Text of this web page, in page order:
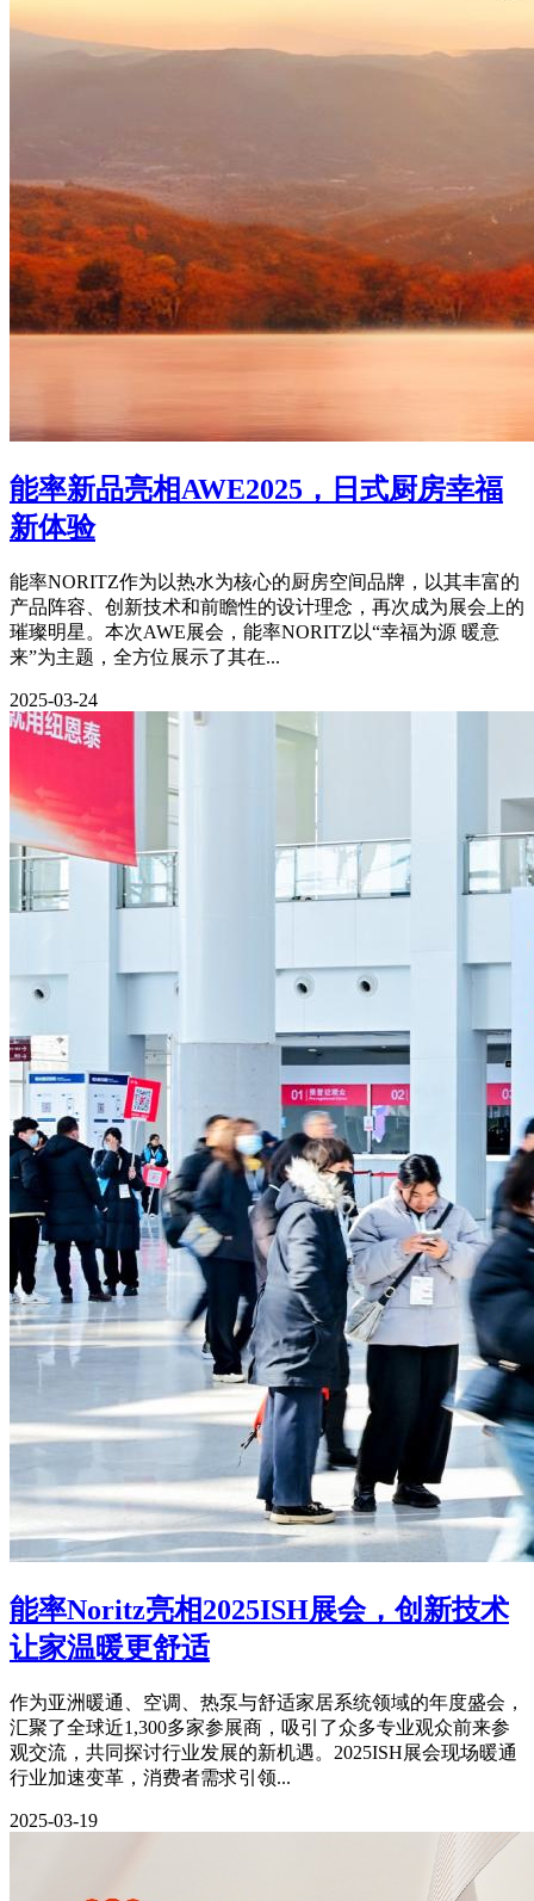
能率新品亮相AWE2025，日式厨房幸福
新体验
能率NORITZ作为以热水为核心的厨房空间品牌，以其丰富的
产品阵容、创新技术和前瞻性的设计理念，再次成为展会上的
璀璨明星。本次AWE展会，能率NORITZ以“幸福为源 暖意
来”为主题，全方位展示了其在...
2025-03-24
能率Noritz亮相2025ISH展会，创新技术
让家温暖更舒适
作为亚洲暖通、空调、热泵与舒适家居系统领域的年度盛会，
汇聚了全球近1,300多家参展商，吸引了众多专业观众前来参
观交流，共同探讨行业发展的新机遇。2025ISH展会现场暖通
行业加速变革，消费者需求引领...
2025-03-19